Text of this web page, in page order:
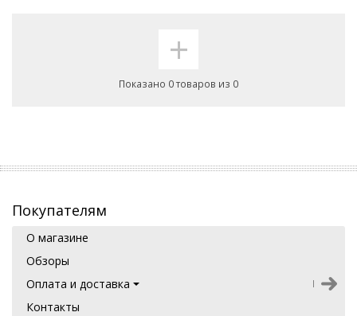
+
Показано 0 товаров из 0
Покупателям
О магазине
Обзоры
Оплата и доставка
Контакты